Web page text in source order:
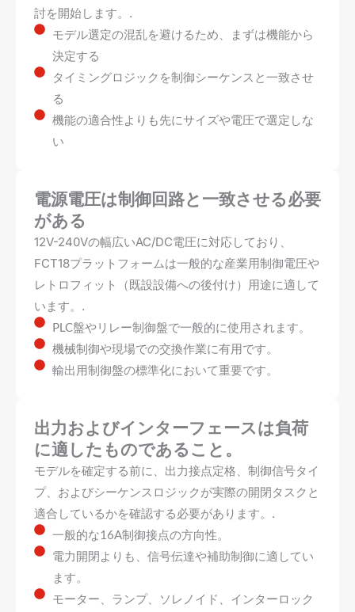
討を開始します。.
モデル選定の混乱を避けるため、まずは機能から
決定する
タイミングロジックを制御シーケンスと一致させ
る
機能の適合性よりも先にサイズや電圧で選定しな
い
電源電圧は制御回路と一致させる必要
がある
12V-240Vの幅広いAC/DC電圧に対応しており、
FCT18プラットフォームは一般的な産業用制御電圧や
レトロフィット（既設設備への後付け）用途に適して
います。.
PLC盤やリレー制御盤で一般的に使用されます。
機械制御や現場での交換作業に有用です。
輸出用制御盤の標準化において重要です。
出力およびインターフェースは負荷
に適したものであること。
モデルを確定する前に、出力接点定格、制御信号タイ
プ、およびシーケンスロジックが実際の開閉タスクと
適合しているかを確認する必要があります。.
一般的な16A制御接点の方向性。
電力開閉よりも、信号伝達や補助制御に適してい
ます。
モーター、ランプ、ソレノイド、インターロック